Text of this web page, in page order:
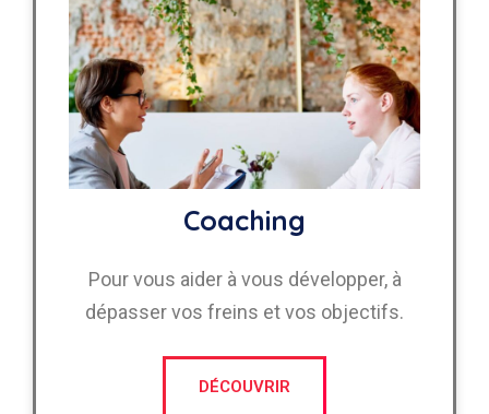
Coaching
Pour vous aider à vous développer, à
dépasser vos freins et vos objectifs.
DÉCOUVRIR